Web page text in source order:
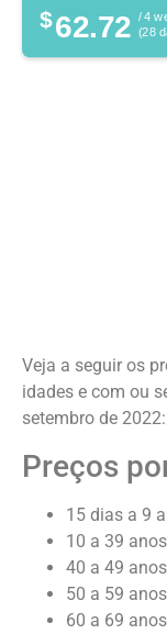
$62.72 / 4
(28
Veja a seguir os
idades e com ou
setembro de 2022:
Preços
15 dias a 9
10 a 39
40 a 49
50 a 59
60 a 69